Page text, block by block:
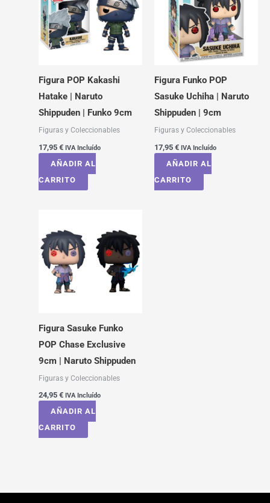
Figura POP Kakashi
Hatake | Naruto
Shippuden | Funko 9cm
Figuras y Coleccionables
17,95 € IVA Incluído
AÑADIR AL
CARRITO
Figura Funko POP
Sasuke Uchiha | Naruto
Shippuden | 9cm
Figuras y Coleccionables
17,95 € IVA Incluído
AÑADIR AL
CARRITO
Figura Sasuke Funko
POP Chase Exclusive
9cm | Naruto Shippuden
Figuras y Coleccionables
24,95 € IVA Incluído
AÑADIR AL
CARRITO